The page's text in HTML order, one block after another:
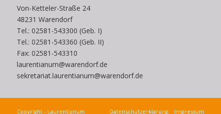
Von-Ketteler-Straße 24
48231 Warendorf
Tel.: 02581-543300 (Geb. I)
Tel.: 02581-543360 (Geb. II)
Fax: 02581-543310
laurentianum@warendorf.de
sekretariat.laurentianum@warendorf.de
Copyright - Laurentianum Impressum
Datenschutzerklärung